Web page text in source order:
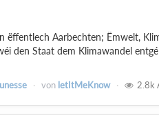
Aarbechten; Ëmwelt,
den Staat dem Klimawandel
von letItMeKnow 2.8k